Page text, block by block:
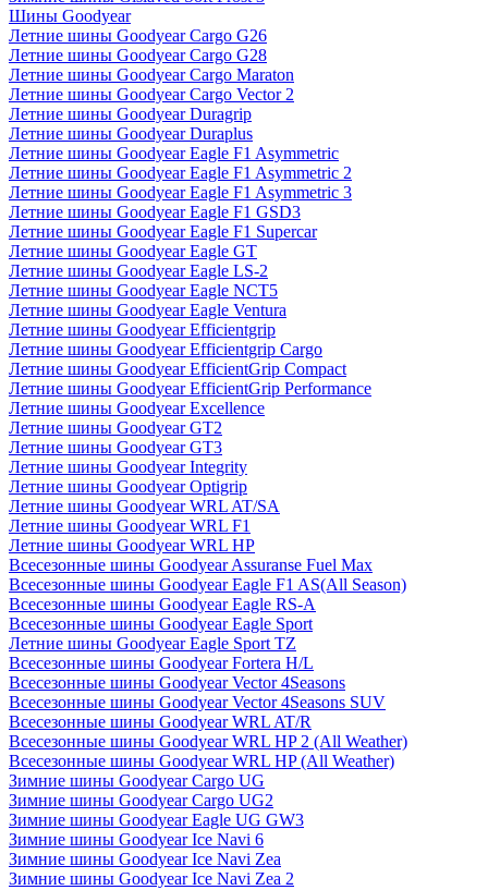
Шины Goodyear
Летние шины Goodyear Cargo G26
Летние шины Goodyear Cargo G28
Летние шины Goodyear Cargo Maraton
Летние шины Goodyear Cargo Vector 2
Летние шины Goodyear Duragrip
Летние шины Goodyear Duraplus
Летние шины Goodyear Eagle F1 Asymmetric
Летние шины Goodyear Eagle F1 Asymmetric 2
Летние шины Goodyear Eagle F1 Asymmetric 3
Летние шины Goodyear Eagle F1 GSD3
Летние шины Goodyear Eagle F1 Supercar
Летние шины Goodyear Eagle GT
Летние шины Goodyear Eagle LS-2
Летние шины Goodyear Eagle NCT5
Летние шины Goodyear Eagle Ventura
Летние шины Goodyear Efficientgrip
Летние шины Goodyear Efficientgrip Cargo
Летние шины Goodyear EfficientGrip Compact
Летние шины Goodyear EfficientGrip Performance
Летние шины Goodyear Excellence
Летние шины Goodyear GT2
Летние шины Goodyear GT3
Летние шины Goodyear Integrity
Летние шины Goodyear Optigrip
Летние шины Goodyear WRL AT/SA
Летние шины Goodyear WRL F1
Летние шины Goodyear WRL HP
Всесезонные шины Goodyear Assuranse Fuel Max
Всесезонные шины Goodyear Eagle F1 AS(All Season)
Всесезонные шины Goodyear Eagle RS-A
Всесезонные шины Goodyear Eagle Sport
Летние шины Goodyear Eagle Sport TZ
Всесезонные шины Goodyear Fortera H/L
Всесезонные шины Goodyear Vector 4Seasons
Всесезонные шины Goodyear Vector 4Seasons SUV
Всесезонные шины Goodyear WRL AT/R
Всесезонные шины Goodyear WRL HP 2 (All Weather)
Всесезонные шины Goodyear WRL HP (All Weather)
Зимние шины Goodyear Cargo UG
Зимние шины Goodyear Cargo UG2
Зимние шины Goodyear Eagle UG GW3
Зимние шины Goodyear Ice Navi 6
Зимние шины Goodyear Ice Navi Zea
Зимние шины Goodyear Ice Navi Zea 2